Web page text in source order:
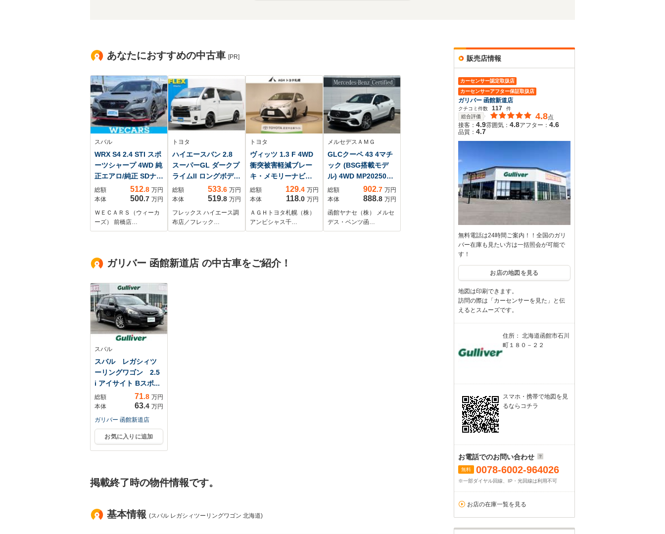
あなたにおすすめの中古車 [PR]
スバル
WRX S4 2.4 STI スポ
ーツシャープ 4WD 純
正エアロ/純正 SDナ
ビ/衝突安全装置/シー
トヒーター 前席/車線
逸脱防止支援システ
ム/シート ハーフレザ
ー/ドライブレコーダ
総額 512.8 万円
本体
500.7 万円
ＷＥＣＡＲＳ（ウィーカ
ーズ） 前橋店…
トヨタ
ハイエースバン 2.8
スーパーGL ダークプ
ライムII ロングボディ
ディーゼルターボ
4WD BIG-X11インチ
ナビETC2.0フリップ
ダウンモニタードラ
イブレコーダーサイ
リスタフルエアロリ
総額 533.6 万円
本体
519.8 万円
フレックス ハイエース調
布店／フレック…
トヨタ
ヴィッツ 1.3 F 4WD
衝突被害軽減ブレー
キ・メモリーナビ付
き
総額 129.4 万円
本体
118.0 万円
ＡＧＨトヨタ札幌（株）
アンビシャス千…
メルセデスＡＭＧ
GLCクーペ 43 4マチ
ック (BSG搭載モデ
ル) 4WD MP202501
AMGレザーエクスク
ルーシブパッケー
ジ ワンオーナー
パノラミックスライ
ディングルーフ
総額 902.7 万円
本体
888.8 万円
函館ヤナセ（株） メルセ
デス・ベンツ函…
ガリバー 函館新道店 の中古車をご紹介！
スバル
スバル レガシィツ
ーリングワゴン 2.5
i アイサイト Bスポ...
総額 71.8 万円
本体
63.4 万円
ガリバー 函館新道店
お気に入りに追加
掲載終了時の物件情報です。
基本情報 (スバル レガシィツーリングワゴン 北海道)
販売店情報
カーセンサー認定取扱店
カーセンサーアフター保証取扱店
ガリバー 函館新道店
クチコミ件数 117
件
総合評価
4.8点
接客： 4.9雰囲気： 4.8アフター： 4.6
品質： 4.7
無料電話は24時間ご案内！！全国のガリ
バー在庫も見たい方は一括照会が可能で
す！
お店の地図を見る
地図は印刷できます。
訪問の際は「カーセンサーを見た」と伝
えるとスムーズです。
住所： 北海道函館市石川
町１８０－２２
スマホ・携帯で地図を見
るならコチラ
お電話でのお問い合わせ
無料 0078-6002-964026
※一部ダイヤル回線、IP・光回線は利用不可
お店の在庫一覧を見る